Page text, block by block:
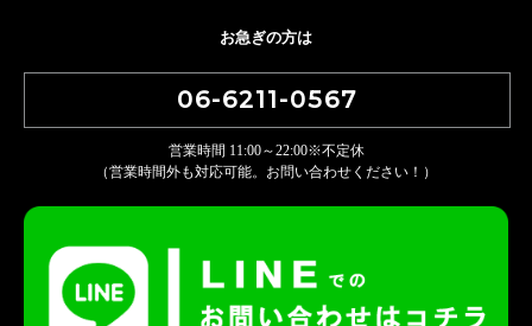
お急ぎの方は
06-6211-0567
営業時間 11:00～22:00※不定休
（営業時間外も対応可能。お問い合わせください！）